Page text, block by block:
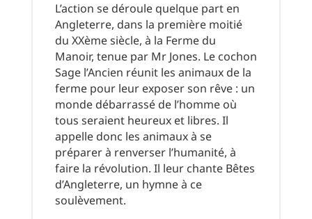
L’action se déroule quelque part en
Angleterre, dans la première moitié
du XXème siècle, à la Ferme du
Manoir, tenue par Mr Jones. Le cochon
Sage l’Ancien réunit les animaux de la
ferme pour leur exposer son rêve : un
monde débarrassé de l’homme où
tous seraient heureux et libres. Il
appelle donc les animaux à se
préparer à renverser l’humanité, à
faire la révolution. Il leur chante Bêtes
d’Angleterre, un hymne à ce
soulèvement.